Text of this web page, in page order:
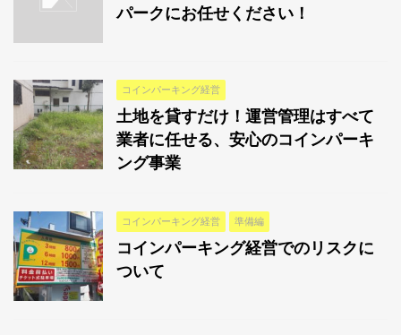
パークにお任せください！
コインパーキング経営
土地を貸すだけ！運営管理はすべて
業者に任せる、安心のコインパーキ
ング事業
コインパーキング経営 準備編
コインパーキング経営でのリスクに
ついて